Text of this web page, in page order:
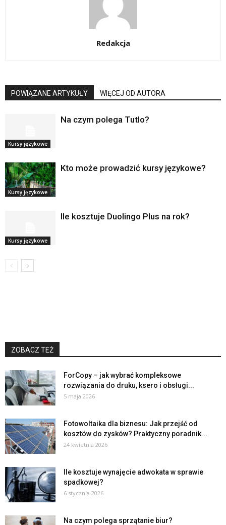
Redakcja
POWIĄZANE ARTYKUŁY WIĘCEJ OD AUTORA
Kursy językowe
Na czym polega Tutlo?
Kursy językowe
Kto może prowadzić kursy językowe?
Kursy językowe
Ile kosztuje Duolingo Plus na rok?
ZOBACZ TEŻ
ForCopy – jak wybrać kompleksowe
rozwiązania do druku, ksero i obsługi...
5 maja 2026
Fotowoltaika dla biznesu: Jak przejść od
kosztów do zysków? Praktyczny poradnik...
24 kwietnia 2026
Ile kosztuje wynajęcie adwokata w sprawie
spadkowej?
6 stycznia 2026
Na czym polega sprzątanie biur?